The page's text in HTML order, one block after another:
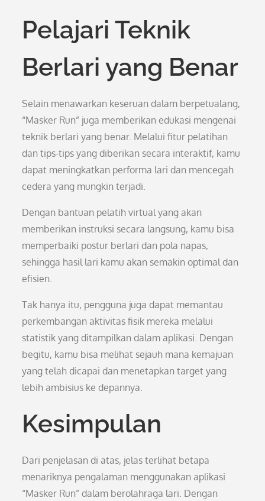
Pelajari Teknik
Berlari yang Benar
Selain menawarkan keseruan dalam berpetualang,
“Masker Run” juga memberikan edukasi mengenai
teknik berlari yang benar. Melalui fitur pelatihan
dan tips-tips yang diberikan secara interaktif, kamu
dapat meningkatkan performa lari dan mencegah
cedera yang mungkin terjadi.
Dengan bantuan pelatih virtual yang akan
memberikan instruksi secara langsung, kamu bisa
memperbaiki postur berlari dan pola napas,
sehingga hasil lari kamu akan semakin optimal dan
efisien.
Tak hanya itu, pengguna juga dapat memantau
perkembangan aktivitas fisik mereka melalui
statistik yang ditampilkan dalam aplikasi. Dengan
begitu, kamu bisa melihat sejauh mana kemajuan
yang telah dicapai dan menetapkan target yang
lebih ambisius ke depannya.
Kesimpulan
Dari penjelasan di atas, jelas terlihat betapa
menariknya pengalaman menggunakan aplikasi
“Masker Run” dalam berolahraga lari. Dengan